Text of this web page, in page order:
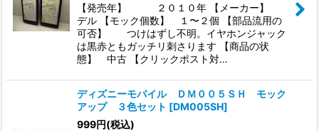
【発売年】 ２０１０年 【メーカー】
デル 【モック個数】 １〜２個 【部品流用の
可否】 つけはずし不明。イヤホンジャック
は黒赤ともガッチリ刺さります 【商品の状
態】 中古 【クリックポスト対…
ディズニーモバイル ＤＭ００５ＳＨ モック
アップ ３色セット [DM005SH]
999円(税込)